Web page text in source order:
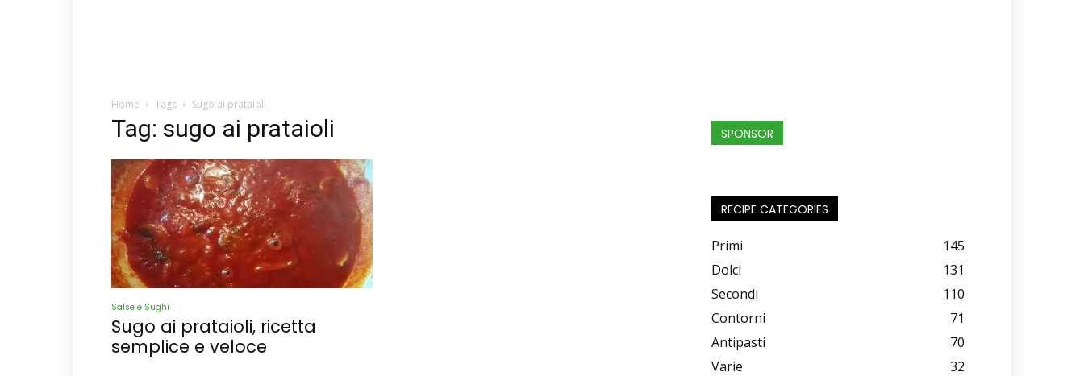
Home Tags Sugo ai prataioli
Tag: sugo ai prataioli
Salse e Sughi
Sugo ai prataioli, ricetta
semplice e veloce
SPONSOR
RECIPE CATEGORIES
Primi
145
Dolci
131
Secondi
110
Contorni
71
Antipasti
70
Varie
32